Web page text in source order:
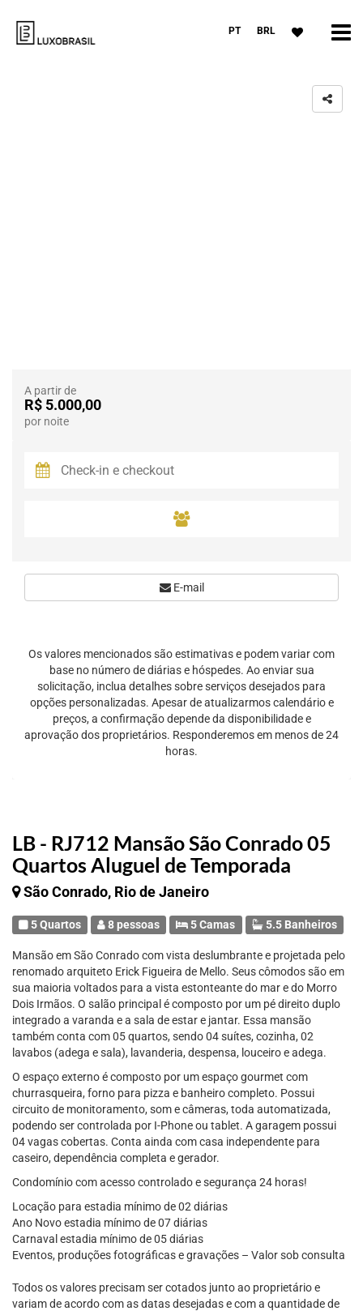
PT BRL
LB - RJ712 Mansão São Conrado 05
Quartos Aluguel de Temporada
São Conrado, Rio de Janeiro
5 Quartos 8 pessoas 5 Camas 5.5 Banheiros
Mansão em São Conrado com vista deslumbrante e projetada pelo
renomado arquiteto Erick Figueira de Mello. Seus cômodos são em
sua maioria voltados para a vista estonteante do mar e do Morro
Dois Irmãos. O salão principal é composto por um pé direito duplo
integrado a varanda e a sala de estar e jantar. Essa mansão
também conta com 05 quartos, sendo 04 suítes, cozinha, 02
lavabos (adega e sala), lavanderia, despensa, louceiro e adega.
O espaço externo é composto por um espaço gourmet com
churrasqueira, forno para pizza e banheiro completo. Possui
circuito de monitoramento, som e câmeras, toda automatizada,
podendo ser controlada por I-Phone ou tablet. A garagem possui
04 vagas cobertas. Conta ainda com casa independente para
caseiro, dependência completa e gerador.
Condomínio com acesso controlado e segurança 24 horas!
Locação para estadia mínimo de 02 diárias
Ano Novo estadia mínimo de 07 diárias
Carnaval estadia mínimo de 05 diárias
Eventos, produções fotográficas e gravações – Valor sob consulta
Todos os valores precisam ser cotados junto ao proprietário e
variam de acordo com as datas desejadas e com a quantidade de
A partir de
R$ 5.000,00
por noite
E-mail
Os valores mencionados são estimativas e podem variar com
base no número de diárias e hóspedes. Ao enviar sua
solicitação, inclua detalhes sobre serviços desejados para
opções personalizadas. Apesar de atualizarmos calendário e
preços, a confirmação depende da disponibilidade e
aprovação dos proprietários. Responderemos em menos de 24
horas.